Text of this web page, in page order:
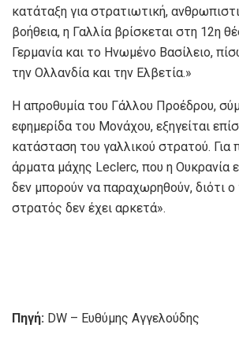
κατάταξη για στρατιωτική,
βοήθεια, η Γαλλία βρίσκεται στη 12η
Γερμανία και το Ηνωμένο Βασίλειο,
την Ολλανδία και την Ελβετία.»
Η απροθυμία του Γάλλου Προέδρου,
εφημερίδα του Μονάχου, εξηγείται
κατάσταση του γαλλικού στρατού. Για
άρματα μάχης Leclerc, που η Ουκρανία
δεν μπορούν να παραχωρηθούν, διότι ο
στρατός δεν έχει αρκετά».
Πηγή: DW – Ευθύμης Αγγελούδης